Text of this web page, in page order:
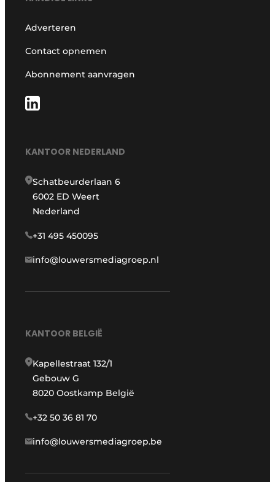
Adverteren
Contact opnemen
Abonnement aanvragen
KANTOOR NEDERLAND
Schatbeurderlaan 6
6002 ED Weert
Nederland
+31 495 450095
info@louwersmediagroep.nl
KANTOOR BELGIË
Kapellestraat 132/1
Gebouw G
8020 Oostkamp België
+32 50 36 81 70
info@louwersmediagroep.be